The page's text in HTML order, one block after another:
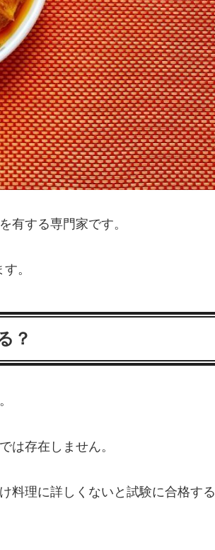
有する専門家です。
。
？
は存在しません。
料理に詳しくないと試験に合格する